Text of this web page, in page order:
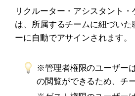
リクルーター・アシスタント
は、所属するチームに紐づい
ーに自動でアサインされます。
※管理者権限のユーザー
の閲覧ができるため、チ